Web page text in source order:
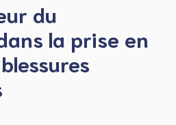
du
la prise en